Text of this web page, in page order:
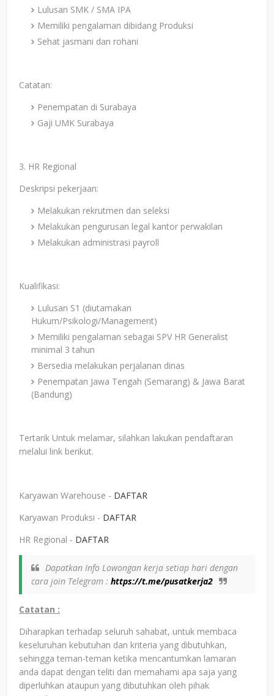
Lulusan SMK / SMA IPA
Memiliki pengalaman dibidang Produksi
Sehat jasmani dan rohani
Catatan:
Penempatan di Surabaya
Gaji UMK Surabaya
3. HR Regional
Deskripsi pekerjaan:
Melakukan rekrutmen dan seleksi
Melakukan pengurusan legal kantor perwakilan
Melakukan administrasi payroll
Kualifikasi:
Lulusan S1 (diutamakan
Hukum/Psikologi/Management)
Memiliki pengalaman sebagai SPV HR Generalist
minimal 3 tahun
Bersedia melakukan perjalanan dinas
Penempatan Jawa Tengah (Semarang) & Jawa Barat
(Bandung)
Tertarik Untuk melamar, silahkan lakukan pendaftaran
melalui link berikut.
Karyawan Warehouse - DAFTAR
Karyawan Produksi - DAFTAR
HR Regional - DAFTAR
Dapatkan Info Lowongan kerja setiap hari dengan
cara join Telegram : https://t.me/pusatkerja2
Catatan :
Diharapkan terhadap seluruh sahabat, untuk membaca
keseluruhan kebutuhan dan kriteria yang dibutuhkan,
sehingga teman-teman ketika mencantumkan lamaran
anda dapat dengan teliti dan memahami apa saja yang
diperluhkan ataupun yang dibutuhkan oleh pihak